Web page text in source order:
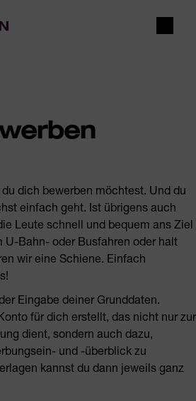
dich bewerben möchtest. Und du
einfach geht. Ist übrigens auch
Leute schnell und bequem ans Ziel
U-Bahn- oder Busfahren oder halt
wir eine Schiene. Einfach
Eingabe deiner Grunddaten.
für dich erstellt, das nicht nur zur
dient, sondern auch dazu,
und -überblick zu
kannst du dann jeweils ganz